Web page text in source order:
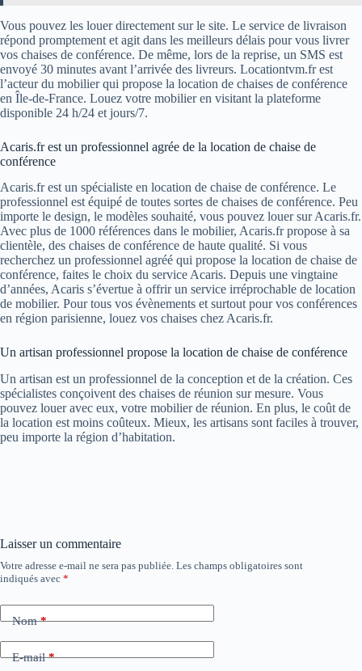
Vous pouvez les louer directement sur le site. Le service de livraison
répond promptement et agit dans les meilleurs délais pour vous livrer
vos chaises de conférence. De même, lors de la reprise, un SMS est
envoyé 30 minutes avant l’arrivée des livreurs. Locationtvm.fr est
l’acteur du mobilier qui propose la location de chaises de conférence
en Île-de-France. Louez votre mobilier en visitant la plateforme
disponible 24 h/24 et jours/7.
Acaris.fr est un professionnel agrée de la location de chaise de
conférence
Acaris.fr est un spécialiste en location de chaise de conférence. Le
professionnel est équipé de toutes sortes de chaises de conférence. Peu
importe le design, le modèles souhaité, vous pouvez louer sur Acaris.fr.
Avec plus de 1000 références dans le mobilier, Acaris.fr propose à sa
clientèle, des chaises de conférence de haute qualité. Si vous
recherchez un professionnel agréé qui propose la location de chaise de
conférence, faites le choix du service Acaris. Depuis une vingtaine
d’années, Acaris s’évertue à offrir un service irréprochable de location
de mobilier. Pour tous vos évènements et surtout pour vos conférences
en région parisienne, louez vos chaises chez Acaris.fr.
Un artisan professionnel propose la location de chaise de conférence
Un artisan est un professionnel de la conception et de la création. Ces
spécialistes conçoivent des chaises de réunion sur mesure. Vous
pouvez louer avec eux, votre mobilier de réunion. En plus, le coût de
la location est moins coûteux. Mieux, les artisans sont faciles à trouver,
peu importe la région d’habitation.
Laisser un commentaire
Votre adresse e-mail ne sera pas publiée. Les champs obligatoires sont
indiqués avec *
Nom*
E-mail*